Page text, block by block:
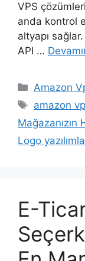
VPS
anda kontrol
altyapı
API …
Kategoriler
Amazon
Etiketler
amazon
Mağazanızın
Logo
E-